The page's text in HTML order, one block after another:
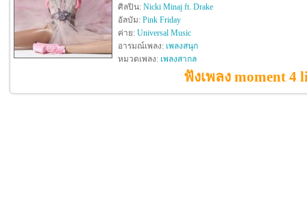
ศิลปิน: Nicki Minaj ft. Drake
อัลบัม: Pink Friday
ค่าย: Universal Music
อารมณ์เพลง: เพลงสนุก
หมวดเพลง: เพลงสากล
ฟังเพลง moment 4